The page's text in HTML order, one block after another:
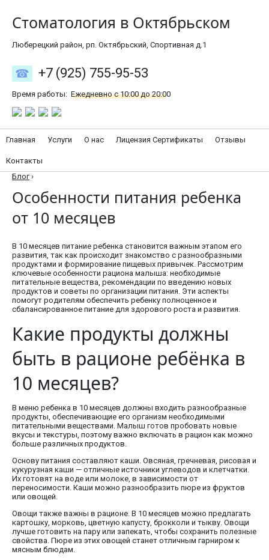
Стоматология в Октябрьском
Люберецкий район, рп. Октябрьский, Спортивная д.1
+7 (925) 755-95-53
Время работы: Ежедневно с 10:00 до 20:00
Главная Услуги О нас Лицензия Сертификаты Отзывы
Контакты
Блог ›
Особенности питания ребенка
от 10 месяцев
В 10 месяцев питание ребенка становится важным этапом его
развития, так как происходит знакомство с разнообразными
продуктами и формирование пищевых привычек. Рассмотрим
ключевые особенности рациона малыша: необходимые
питательные вещества, рекомендации по введению новых
продуктов и советы по организации питания. Эти аспекты
помогут родителям обеспечить ребенку полноценное и
сбалансированное питание для здорового роста и развития.
Какие продукты должны
быть в рационе ребёнка в
10 месяцев?
В меню ребенка в 10 месяцев должны входить разнообразные
продукты, обеспечивающие его организм необходимыми
питательными веществами. Малыш готов пробовать новые
вкусы и текстуры, поэтому важно включать в рацион как можно
больше различных продуктов.
Основу питания составляют каши. Овсяная, гречневая, рисовая и
кукурузная каши — отличные источники углеводов и клетчатки.
Их готовят на воде или молоке, в зависимости от
переносимости. Каши можно разнообразить пюре из фруктов
или овощей.
Овощи также важны в рационе. В 10 месяцев можно предлагать
картошку, морковь, цветную капусту, брокколи и тыкву. Овощи
лучше готовить на пару или запекать, чтобы сохранить полезные
свойства. Пюре из этих овощей станет отличным гарниром к
мясным блюдам.